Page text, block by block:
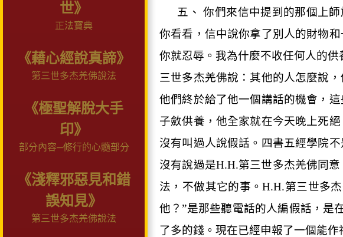
世》
正法寶典
《藉心經說真諦》
第三世多杰羌佛說法
《極聖解脫大手
印》
部分內容─修行的心髓部分
《淺釋邪惡見和錯
誤知見》
第三世多杰羌佛說法
五、 你們來信中提到的那個上師
你看看，信中說你拿了別人的財物
你就忍辱。我為什麼不收任何人的
三世多杰羌佛說：其他的人怎麼說
他們終於給了他一個講話的機會，
子斂供養，他全家就在今天晚上死
沒有叫過人說假話。四書五經學院
沒有說過是H.H.第三世多杰羌佛同
法，不做其它的事。H.H.第三世多
他？”是那些聽電話的人編假話，是
了多的錢。現在已經申報了一個能